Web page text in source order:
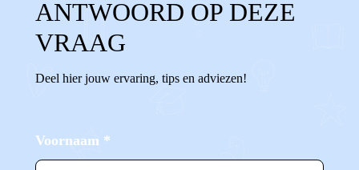
ANTWOORD OP DEZE
VRAAG
Deel hier jouw ervaring, tips en adviezen!
Voornaam *